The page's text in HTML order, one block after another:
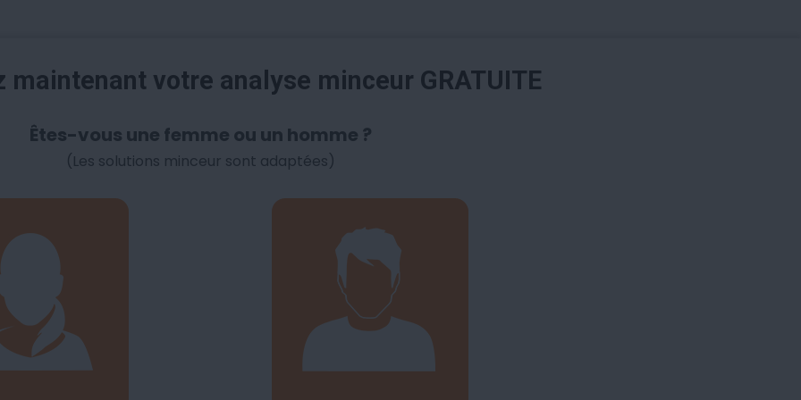
maintenant votre analyse minceur GRATUITE
Êtes-vous une femme ou un homme ?
(Les solutions minceur sont adaptées)